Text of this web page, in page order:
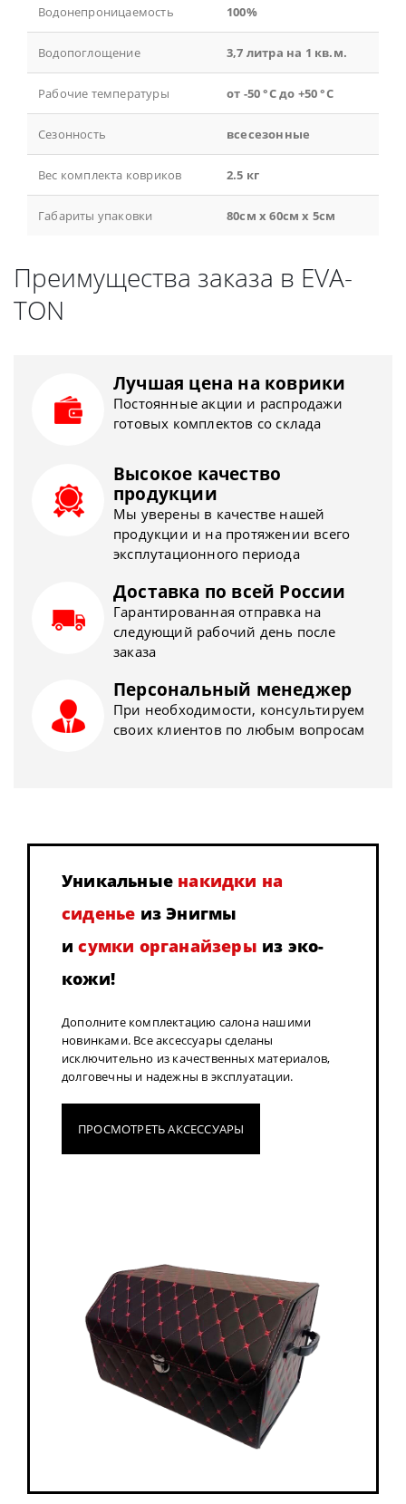
Водонепроницаемость 100%
Водопоглощение 3,7 литра на 1 кв.м.
Рабочие температуры от -50 °С до +50 °С
Сезонность всесезонные
Вес комплекта ковриков 2.5 кг
Габариты упаковки 80см x 60см x 5см
Преимущества заказа в EVA-
TON
Лучшая цена на коврики
Постоянные акции и распродажи
готовых комплектов со склада
Высокое качество
продукции
Мы уверены в качестве нашей
продукции и на протяжении всего
эксплутационного периода
Доставка по всей России
Гарантированная отправка на
следующий рабочий день после
заказа
Персональный менеджер
При необходимости, консультируем
своих клиентов по любым вопросам
Уникальные накидки на
сиденье из Энигмы
исумки органайзеры из эко-
кожи!
Дополните комплектацию салона нашими
новинками. Все аксессуары сделаны
исключительно из качественных материалов,
долговечны и надежны в эксплуатации.
ПРОСМОТРЕТЬ АКСЕССУАРЫ